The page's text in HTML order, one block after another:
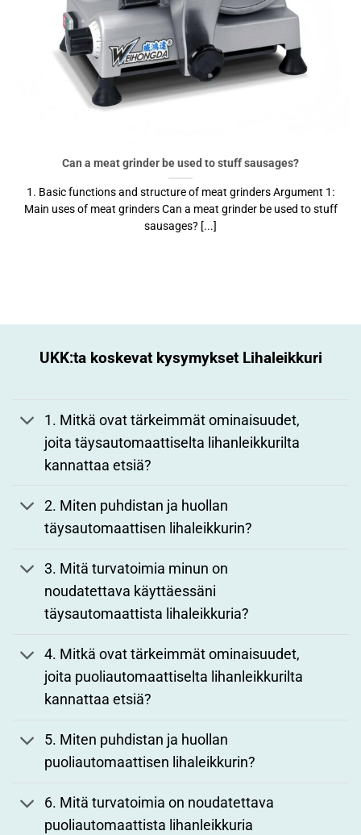
Can a meat grinder be used to stuff sausages?
1. Basic functions and structure of meat grinders Argument 1:
Main uses of meat grinders Can a meat grinder be used to stuff
sausages? [...]
UKK:ta koskevat kysymykset Lihaleikkuri
1. Mitkä ovat tärkeimmät ominaisuudet,
joita täysautomaattiselta lihanleikkurilta
kannattaa etsiä?
2. Miten puhdistan ja huollan
täysautomaattisen lihaleikkurin?
3. Mitä turvatoimia minun on
noudatettava käyttäessäni
täysautomaattista lihaleikkuria?
4. Mitkä ovat tärkeimmät ominaisuudet,
joita puoliautomaattiselta lihanleikkurilta
kannattaa etsiä?
5. Miten puhdistan ja huollan
puoliautomaattisen lihaleikkurin?
6. Mitä turvatoimia on noudatettava
puoliautomaattista lihanleikkuria